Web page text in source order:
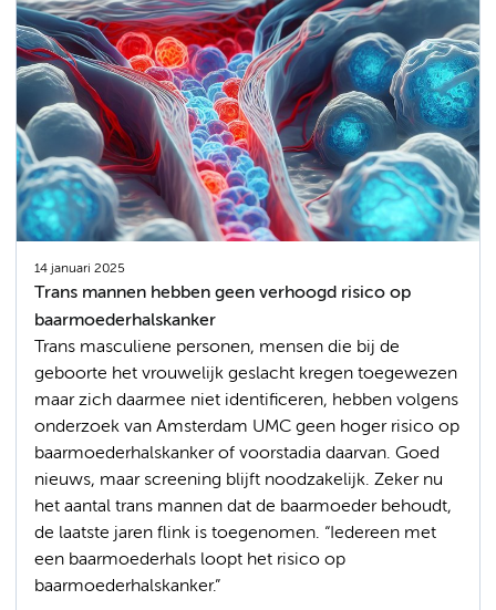
14 januari 2025
Trans mannen hebben geen verhoogd risico op
baarmoederhalskanker
Trans masculiene personen, mensen die bij de
geboorte het vrouwelijk geslacht kregen toegewezen
maar zich daarmee niet identificeren, hebben volgens
onderzoek van Amsterdam UMC geen hoger risico op
baarmoederhalskanker of voorstadia daarvan. Goed
nieuws, maar screening blijft noodzakelijk. Zeker nu
het aantal trans mannen dat de baarmoeder behoudt,
de laatste jaren flink is toegenomen. “Iedereen met
een baarmoederhals loopt het risico op
baarmoederhalskanker.”